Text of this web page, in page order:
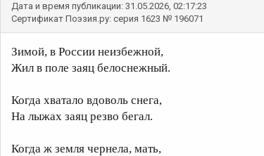
Дата и время публикации: 31.05.2026, 02:17:23
Сертификат Поэзия.ру: серия 1623 № 196071
Зимой, в России неизбежной,
Жил в поле заяц белоснежный.
Когда хватало вдоволь снега,
На лыжах заяц резво бегал.
Когда ж земля чернела, мать,